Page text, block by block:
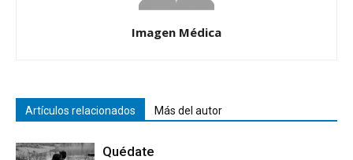
Imagen Médica
Artículos relacionados Más del autor
Quédate